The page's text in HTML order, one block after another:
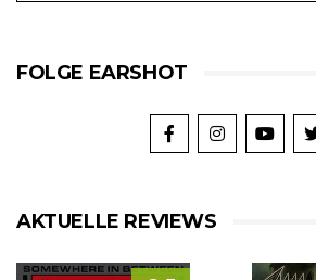
FOLGE EARSHOT
AKTUELLE REVIEWS